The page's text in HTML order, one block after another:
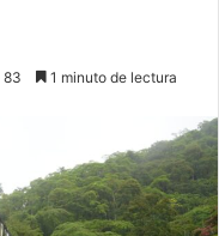
83 1 minuto de lectura